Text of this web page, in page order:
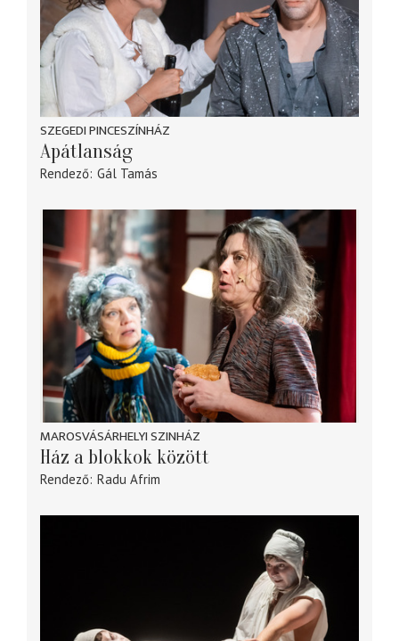
SZEGEDI PINCESZÍNHÁZ
Apátlanság
Rendező Gál Tamás
MAROSVÁSÁRHELYI SZINHÁZ
Ház a blokkok között
Rendező Radu Afrim